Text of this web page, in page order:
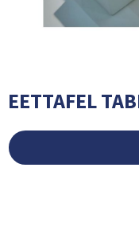
EETTAFEL